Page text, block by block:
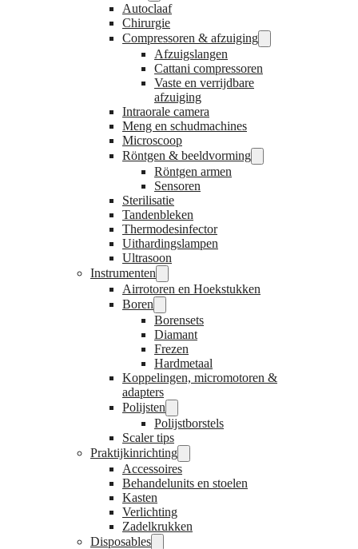
Autoclaaf
Chirurgie
Compressoren & afzuiging
Afzuigslangen
Cattani compressoren
Vaste en verrijdbare
afzuiging
Intraorale camera
Meng en schudmachines
Microscoop
Röntgen & beeldvorming
Röntgen armen
Sensoren
Sterilisatie
Tandenbleken
Thermodesinfector
Uithardingslampen
Ultrasoon
Instrumenten
Airrotoren en Hoekstukken
Boren
Borensets
Diamant
Frezen
Hardmetaal
Koppelingen, micromotoren &
adapters
Polijsten
Polijstborstels
Scaler tips
Praktijkinrichting
Accessoires
Behandelunits en stoelen
Kasten
Verlichting
Zadelkrukken
Disposables